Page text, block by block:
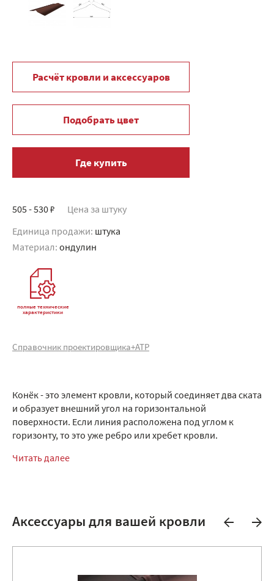
Расчёт кровли и аксессуаров
Подобрать цвет
Где купить
505 - 530 ₽ Цена за штуку
Единица продажи: штука
Материал: ондулин
полные технические
характеристики
Справочник проектировщика+АТР
Конёк - это элемент кровли, который соединяет два ската
и образует внешний угол на горизонтальной
поверхности. Если линия расположена под углом к
горизонту, то это уже ребро или хребет кровли.
Читать далее
Аксессуары для вашей кровли